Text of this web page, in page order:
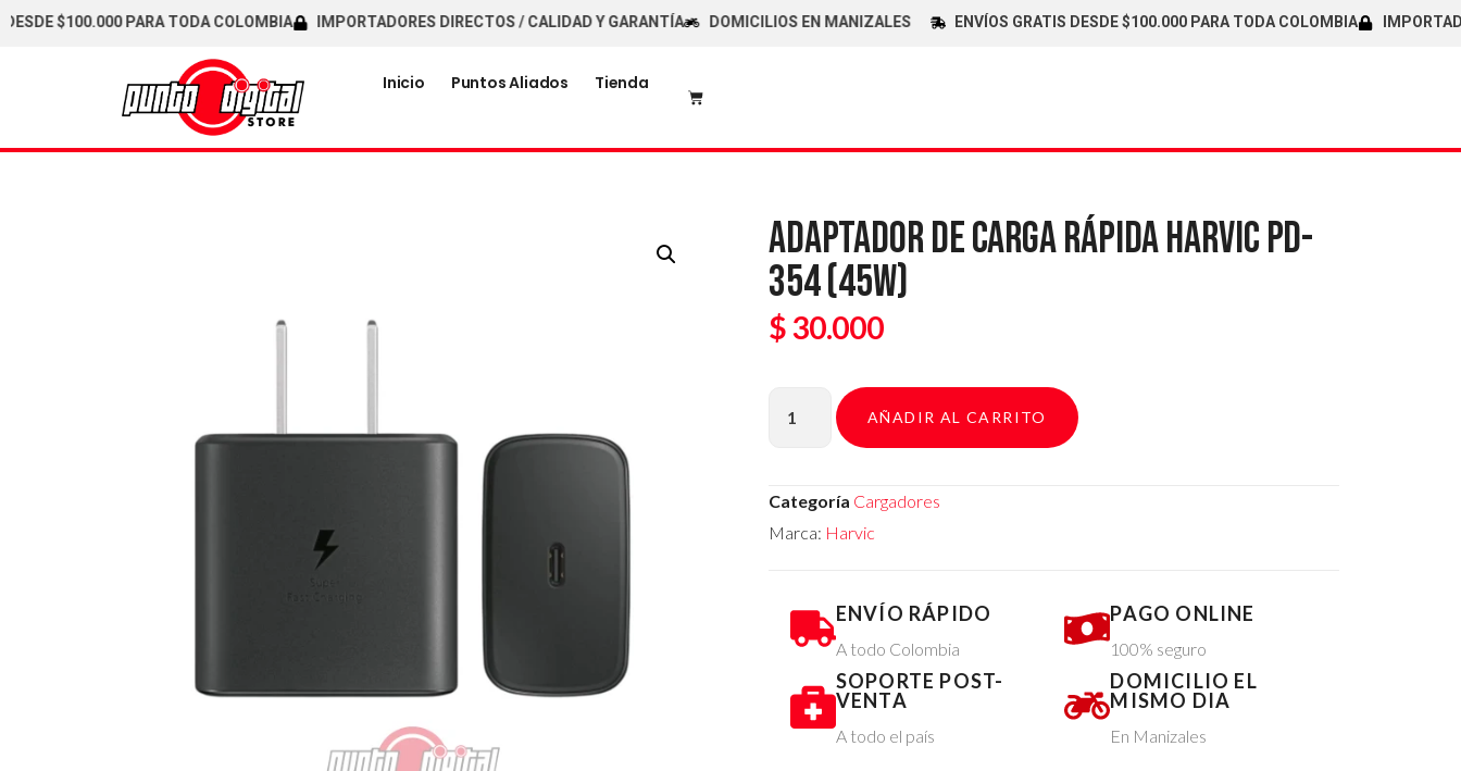
$100.000 PARA TODA COLOMBIA IMPORTADORES DIRECTOS / CALIDAD Y GARANTÍA DOMICILIOS EN MANIZALES ENVÍOS GRATIS DESDE $100.000 PARA TODA COLOMBIA IMPORTADORES
Inicio Puntos Aliados Tienda
ADAPTADOR DE CARGA RÁPIDA HARVIC PD-
354 (45W)
$30.000
AÑADIR AL CARRITO
Categoría Cargadores
Marca: Harvic
ENVÍO RÁPIDO
A todo Colombia
SOPORTE POST-
VENTA
A todo el país
PAGO ONLINE
100% seguro
DOMICILIO EL
MISMO DIA
En Manizales